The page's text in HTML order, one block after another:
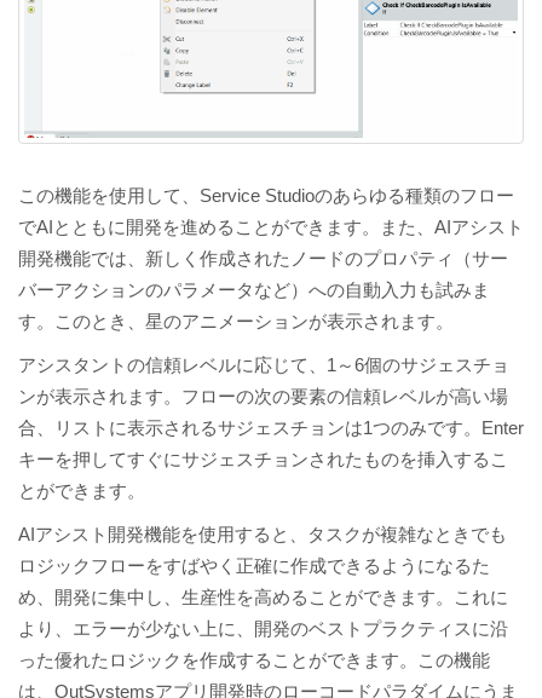
この機能を使用して、Service Studioのあらゆる種類のフロー
でAIとともに開発を進めることができます。また、AIアシスト
開発機能では、新しく作成されたノードのプロパティ（サー
バーアクションのパラメータなど）への自動入力も試みま
す。このとき、星のアニメーションが表示されます。
アシスタントの信頼レベルに応じて、1～6個のサジェスチョ
ンが表示されます。フローの次の要素の信頼レベルが高い場
合、リストに表示されるサジェスチョンは1つのみです。Enter
キーを押してすぐにサジェスチョンされたものを挿入するこ
とができます。
AIアシスト開発機能を使用すると、タスクが複雑なときでも
ロジックフローをすばやく正確に作成できるようになるた
め、開発に集中し、生産性を高めることができます。これに
より、エラーが少ない上に、開発のベストプラクティスに沿
った優れたロジックを作成することができます。この機能
は、OutSystemsアプリ開発時のローコードパラダイムにうま